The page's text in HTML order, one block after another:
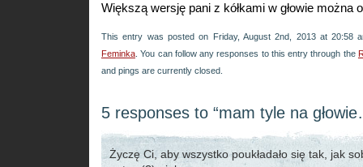
Większą wersję pani z kółkami w głowie można
This entry was posted on Friday, August 2nd, 2013 at 20:58
Feminka . You can follow any responses to this entry through the
and pings are currently closed.
5 responses to “mam tyle na
Życzę Ci, aby wszystko poukładało się tak, jak